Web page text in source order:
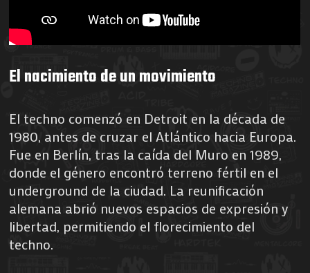
El nacimiento de un movimiento
El techno comenzó en Detroit en la década de
1980, antes de cruzar el Atlántico hacia Europa.
Fue en Berlín, tras la caída del Muro en 1989,
donde el género encontró terreno fértil en el
underground de la ciudad. La reunificación
alemana abrió nuevos espacios de expresión y
libertad, permitiendo el florecimiento del
techno.